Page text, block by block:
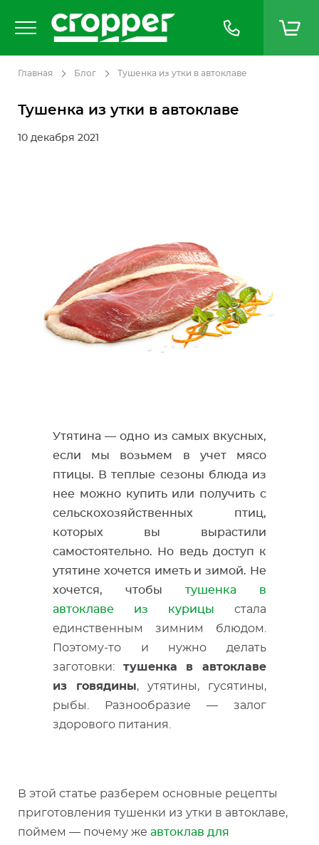
Главная Блог Тушенка из утки в автоклаве
Тушенка из утки в автоклаве
10 декабря 2021
Утятина — одно из самых вкусных,
если мы возьмем в учет мясо
птицы. В теплые сезоны блюда из
нее можно купить или получить с
сельскохозяйственных птиц,
которых вы вырастили
самостоятельно. Но ведь доступ к
утятине хочется иметь и зимой. Не
хочется, чтобы тушенка в
автоклаве из курицы стала
единственным зимним блюдом.
Поэтому-то и нужно делать
заготовки: тушенка в автоклаве
из говядины, утятины, гусятины,
рыбы. Разнообразие — залог
здорового питания.
В этой статье разберем основные рецепты
приготовления тушенки из утки в автоклаве,
поймем — почему же автоклав для